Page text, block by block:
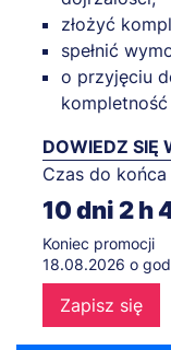
złożyć
spełnić
o przyjęciu
DOWIEDZ SIĘ
Czas do
10dni2h
Koniec promocji
18.08.2026 o
Zapisz się